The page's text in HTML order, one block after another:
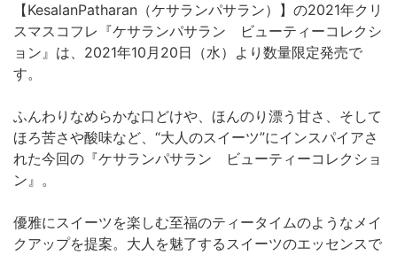
【KesalanPatharan（ケサランパサラン）】の2021年クリ
スマスコフレ『ケサランパサラン ビューティーコレクシ
ョン』は、2021年10月20日（水）より数量限定発売で
す。
ふんわりなめらかな口どけや、ほんのり漂う甘さ、そして
ほろ苦さや酸味など、“大人のスイーツ”にインスパイアさ
れた今回の『ケサランパサラン ビューティーコレクショ
ン』。
優雅にスイーツを楽しむ至福のティータイムのようなメイ
クアップを提案。大人を魅了するスイーツのエッセンスで